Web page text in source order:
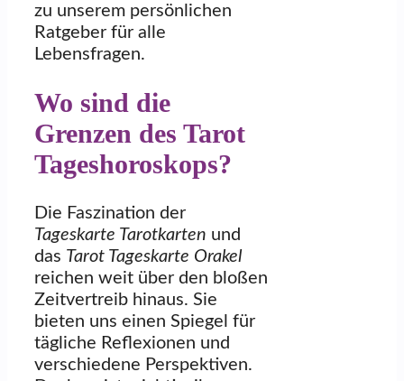
zu unserem persönlichen
Ratgeber für alle
Lebensfragen.
Wo sind die
Grenzen des Tarot
Tageshoroskops?
Die Faszination der
Tageskarte Tarotkarten und
das Tarot Tageskarte Orakel
reichen weit über den bloßen
Zeitvertreib hinaus. Sie
bieten uns einen Spiegel für
tägliche Reflexionen und
verschiedene Perspektiven.